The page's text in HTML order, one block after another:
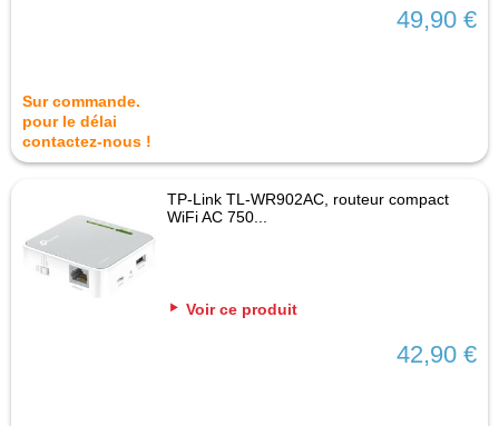
49,90 €
Sur commande.
pour le délai
contactez-nous !
TP-Link TL-WR902AC, routeur compact
WiFi AC 750...
Voir ce produit
42,90 €